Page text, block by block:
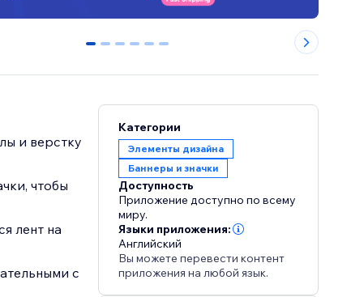
0 1 2 3 4 5
и верстку
чтобы
лент на
с
Категории
Элементы дизайна
Баннеры и значки
Доступность
Приложение доступно по всему
миру.
Языки приложения:
Английский
Вы можете перевести контент
приложения на любой язык.